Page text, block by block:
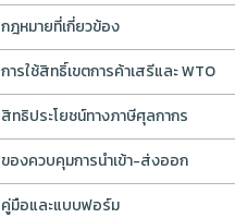
กฎหมายที่เกี่ยวข้อง
การใช้สิทธิ์เขตการค้าเสรีและ WTO
สิทธิประโยชน์ทางภาษีศุลกากร
ของควบคุมการนำเข้า-ส่งออก
คู่มือและแบบฟอร์ม